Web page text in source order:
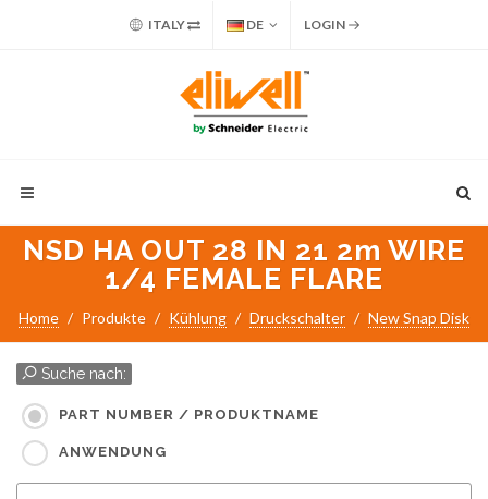
ITALY DE LOGIN
NSD HA OUT 28 IN 21 2m WIRE
1/4 FEMALE FLARE
Home Produkte Kühlung Druckschalter New Snap Disk
Suche nach:
PART NUMBER / PRODUKTNAME
ANWENDUNG